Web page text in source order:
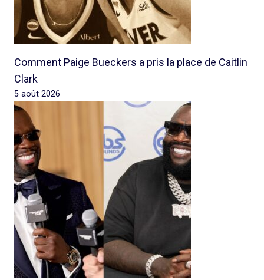
Comment Paige Bueckers a pris la place de Caitlin
Clark
5 août 2026